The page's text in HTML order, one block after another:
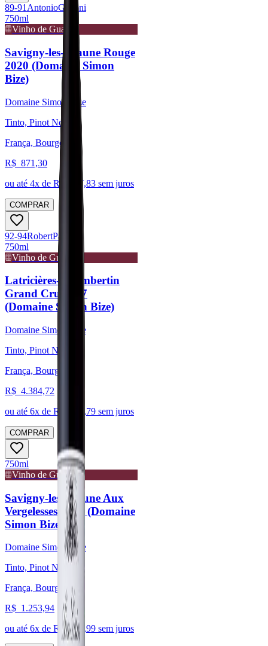
89-91 AntonioGalloni
750ml
Vinho de Guarda
Savigny-les-Beaune Rouge
2020 (Domaine Simon
Bize)
Domaine Simon Bize
Tinto, Pinot Noir
França, Bourgogne
R$ 871,30
ou até 4x de R$ 217,83 sem juros
COMPRAR
92-94RobertParker
750ml
Vinho de Guarda
Latricières-Chambertin
Grand Cru 2017
(Domaine Simon Bize)
Domaine Simon Bize
Tinto, Pinot Noir
França, Bourgogne
R$ 4.384,72
ou até 6x de R$ 730,79 sem juros
COMPRAR
750ml
Vinho de Guarda
Savigny-les-Beaune Aux
Vergelesses 2017 (Domaine
Simon Bize)
Domaine Simon Bize
Tinto, Pinot Noir
França, Bourgogne
R$ 1.253,94
ou até 6x de R$ 208,99 sem juros